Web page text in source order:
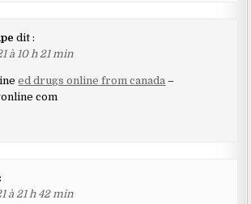
dit :
à 10 h 21 min
ed drugs online from canada –
com
à 21 h 42 min